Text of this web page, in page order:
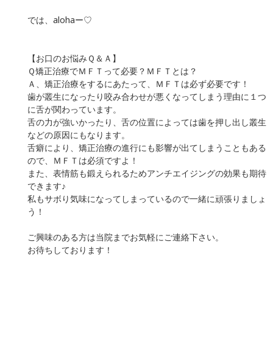
では、alohaー♡
【お口のお悩みＱ＆Ａ】
Ｑ矯正治療でＭＦＴって必要？ＭＦＴとは？
Ａ、矯正治療をするにあたって、ＭＦＴは必ず必要です！
歯が叢生になったり咬み合わせが悪くなってしまう理由に１つ
に舌が関わっています。
舌の力が強いかったり、舌の位置によっては歯を押し出し叢生
などの原因にもなります。
舌癖により、矯正治療の進行にも影響が出てしまうこともある
ので、ＭＦＴは必須ですよ！
また、表情筋も鍛えられるためアンチエイジングの効果も期待
できます♪
私もサボり気味になってしまっているので一緒に頑張りましょ
う！
ご興味のある方は当院までお気軽にご連絡下さい。
お待ちしております！